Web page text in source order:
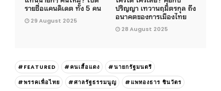
รายชื่อแคนดิเดต ทั้ง 5 คน
29 August 2025
ปริญญา เทวานฤมิตรกุล ถึง
อนาคตของการเมืองไทย
28 August 2025
#FEATURED #คนเสื้อแดง
#นายกรัฐมนตรี
#พรรคเพื่อไทย
#ศาลรัฐธรรมนูญ #แพทองธาร ชินวัตร